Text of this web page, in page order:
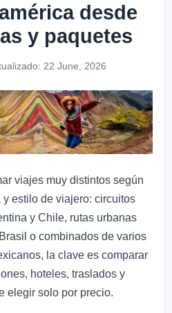
desde
y paquetes
22 June, 2026
viajes muy distintos según
estilo de viajero: circuitos
y Chile, rutas urbanas
o combinados de varios
la clave es comparar
hoteles, traslados y
elegir solo por precio.